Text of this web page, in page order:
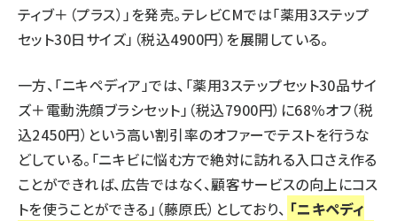
ティブ＋（プラス）」を発売。テレビCMでは「薬用3ステップ
セット30日サイズ」（税込4900円）を展開している。
一方、「ニキペディア」では、「薬用3ステップセット30品サイ
ズ＋電動洗顔ブラシセット」（税込7900円）に68％オフ（税
込2450円）という高い割引率のオファーでテストを行うな
どしている。「ニキビに悩む方で絶対に訪れる入口さえ作る
ことができれば、広告ではなく、顧客サービスの向上にコス
トを使うことができる」（藤原氏）としており、 「ニキペディ